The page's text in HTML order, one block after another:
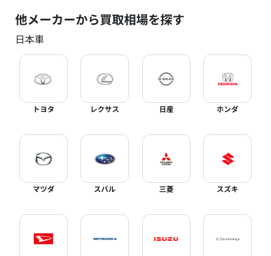
他メーカーから買取相場を探す
日本車
トヨタ レクサス 日産 ホンダ
マツダ スバル 三菱 スズキ